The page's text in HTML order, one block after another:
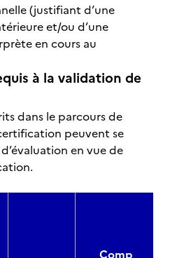
(justifiant d’une
et/ou d’une
en cours au
à la validation de
dans le parcours de
peuvent se
en vue de
Comp